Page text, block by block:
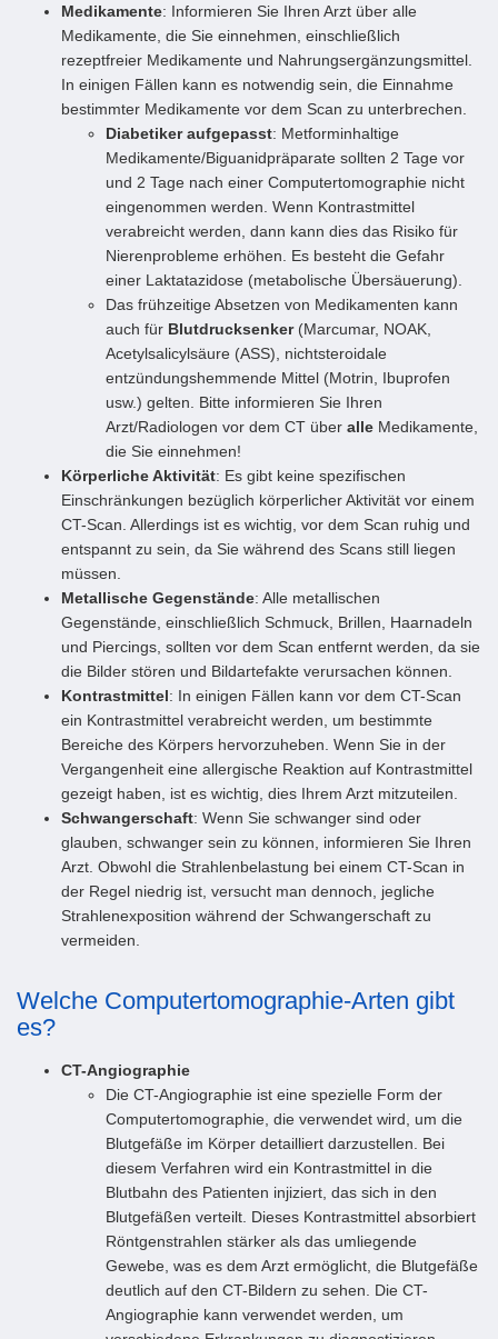
Medikamente: Informieren Sie Ihren Arzt über alle
Medikamente, die Sie einnehmen, einschließlich
rezeptfreier Medikamente und Nahrungsergänzungsmittel.
In einigen Fällen kann es notwendig sein, die Einnahme
bestimmter Medikamente vor dem Scan zu unterbrechen.
Diabetiker aufgepasst: Metforminhaltige
Medikamente/Biguanidpräparate sollten 2 Tage vor
und 2 Tage nach einer Computertomographie nicht
eingenommen werden. Wenn Kontrastmittel
verabreicht werden, dann kann dies das Risiko für
Nierenprobleme erhöhen. Es besteht die Gefahr
einer Laktatazidose (metabolische Übersäuerung).
Das frühzeitige Absetzen von Medikamenten kann
auch für Blutdrucksenker (Marcumar, NOAK,
Acetylsalicylsäure (ASS), nichtsteroidale
entzündungshemmende Mittel (Motrin, Ibuprofen
usw.) gelten. Bitte informieren Sie Ihren
Arzt/Radiologen vor dem CT über alle Medikamente,
die Sie einnehmen!
Körperliche Aktivität: Es gibt keine spezifischen
Einschränkungen bezüglich körperlicher Aktivität vor einem
CT-Scan. Allerdings ist es wichtig, vor dem Scan ruhig und
entspannt zu sein, da Sie während des Scans still liegen
müssen.
Metallische Gegenstände: Alle metallischen
Gegenstände, einschließlich Schmuck, Brillen, Haarnadeln
und Piercings, sollten vor dem Scan entfernt werden, da sie
die Bilder stören und Bildartefakte verursachen können.
Kontrastmittel: In einigen Fällen kann vor dem CT-Scan
ein Kontrastmittel verabreicht werden, um bestimmte
Bereiche des Körpers hervorzuheben. Wenn Sie in der
Vergangenheit eine allergische Reaktion auf Kontrastmittel
gezeigt haben, ist es wichtig, dies Ihrem Arzt mitzuteilen.
Schwangerschaft: Wenn Sie schwanger sind oder
glauben, schwanger sein zu können, informieren Sie Ihren
Arzt. Obwohl die Strahlenbelastung bei einem CT-Scan in
der Regel niedrig ist, versucht man dennoch, jegliche
Strahlenexposition während der Schwangerschaft zu
vermeiden.
Welche Computertomographie-Arten gibt
es?
CT-Angiographie
Die CT-Angiographie ist eine spezielle Form der
Computertomographie, die verwendet wird, um die
Blutgefäße im Körper detailliert darzustellen. Bei
diesem Verfahren wird ein Kontrastmittel in die
Blutbahn des Patienten injiziert, das sich in den
Blutgefäßen verteilt. Dieses Kontrastmittel absorbiert
Röntgenstrahlen stärker als das umliegende
Gewebe, was es dem Arzt ermöglicht, die Blutgefäße
deutlich auf den CT-Bildern zu sehen. Die CT-
Angiographie kann verwendet werden, um